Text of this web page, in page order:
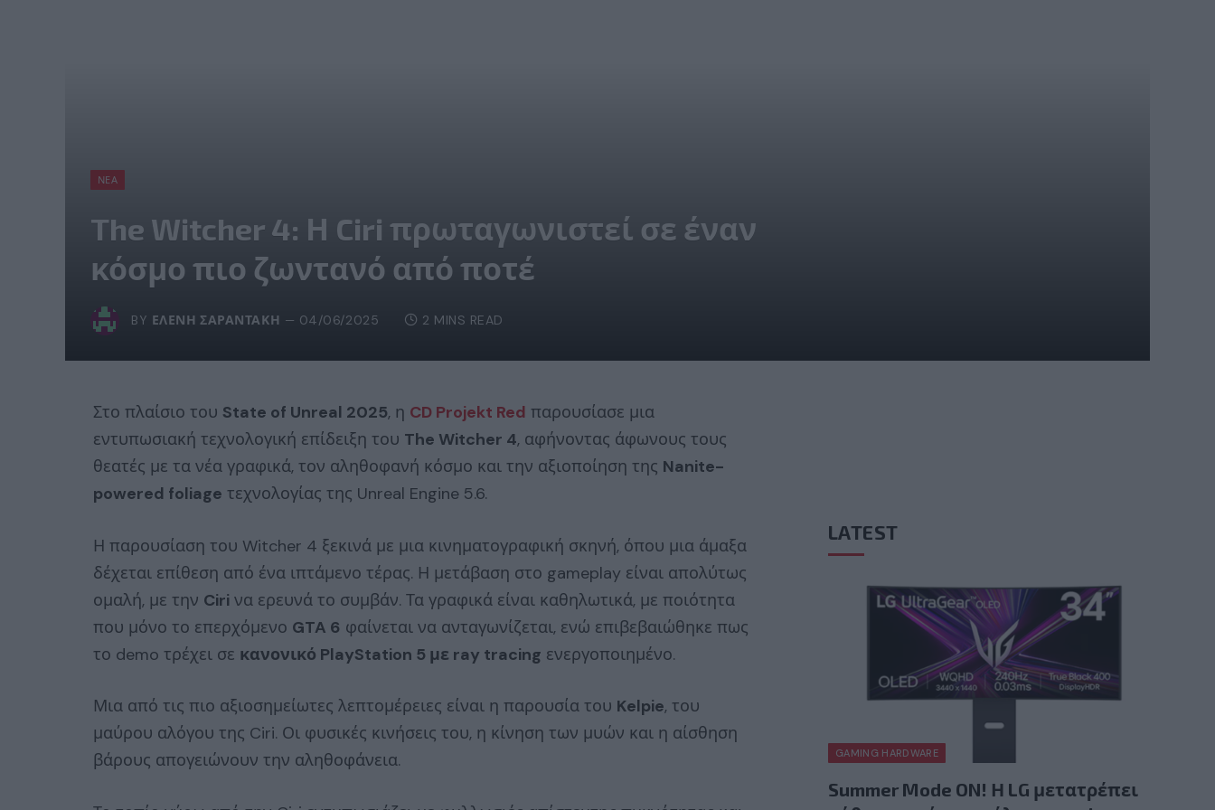
ΝΈΑ
The Witcher 4: Η Ciri πρωταγωνιστεί σε έναν
κόσμο πιο ζωντανό από ποτέ
BY ΕΛΈΝΗ ΣΑΡΑΝΤΆΚΗ 04/06/2025 2 MINS READ
Στο πλαίσιο του State of Unreal 2025, η CD Projekt Red παρουσίασε μια
εντυπωσιακή τεχνολογική επίδειξη του The Witcher 4, αφήνοντας άφωνους τους
θεατές με τα νέα γραφικά, τον αληθοφανή κόσμο και την αξιοποίηση της Nanite-
powered foliage τεχνολογίας της Unreal Engine 5.6.
Η παρουσίαση του Witcher 4 ξεκινά με μια κινηματογραφική σκηνή, όπου μια άμαξα
δέχεται επίθεση από ένα ιπτάμενο τέρας. Η μετάβαση στο gameplay είναι απολύτως
ομαλή, με την Ciri να ερευνά το συμβάν. Τα γραφικά είναι καθηλωτικά, με ποιότητα
που μόνο το επερχόμενο GTA 6 φαίνεται να ανταγωνίζεται, ενώ επιβεβαιώθηκε πως
το demo τρέχει σε κανονικό PlayStation 5 με ray tracing ενεργοποιημένο.
Μια από τις πιο αξιοσημείωτες λεπτομέρειες είναι η παρουσία του Kelpie, του
μαύρου αλόγου της Ciri. Οι φυσικές κινήσεις του, η κίνηση των μυών και η αίσθηση
βάρους απογειώνουν την αληθοφάνεια.
LATEST
GAMING HARDWARE
Summer Mode ON! Η LG μετατρέπει